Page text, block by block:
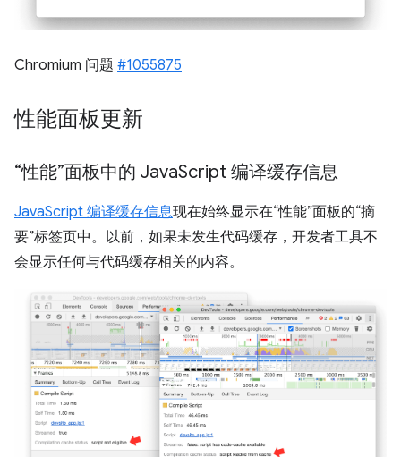
Chromium 问题 #1055875
性能面板更新
“性能”面板中的 JavaScript 编译缓存信息
JavaScript 编译缓存信息现在始终显示在“性能”面板的“摘
要”标签页中。以前，如果未发生代码缓存，开发者工具不
会显示任何与代码缓存相关的内容。